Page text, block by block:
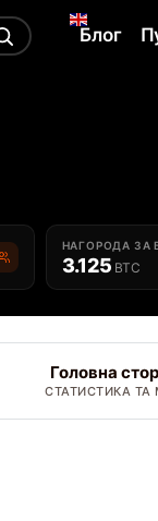
Блог
НАГОРОДА ЗА
3.125 BTC
Головна
СТАТИСТИКА ТА